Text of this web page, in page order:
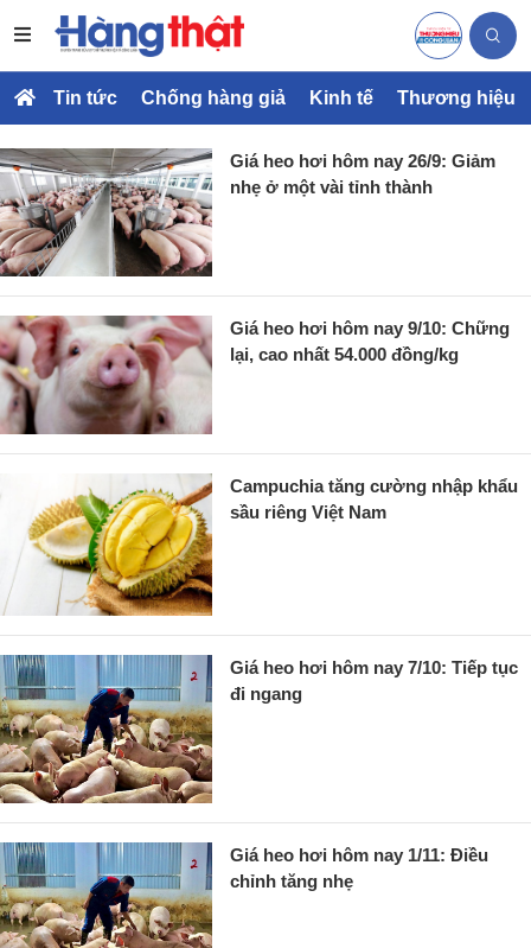
Tin tức Chống hàng giả Kinh tế Thương hiệu
Giá heo hơi hôm nay 26/9: Giảm
nhẹ ở một vài tỉnh thành
Giá heo hơi hôm nay 9/10: Chững
lại, cao nhất 54.000 đồng/kg
Campuchia tăng cường nhập khẩu
sầu riêng Việt Nam
Giá heo hơi hôm nay 7/10: Tiếp tục
đi ngang
Giá heo hơi hôm nay 1/11: Điều
chỉnh tăng nhẹ